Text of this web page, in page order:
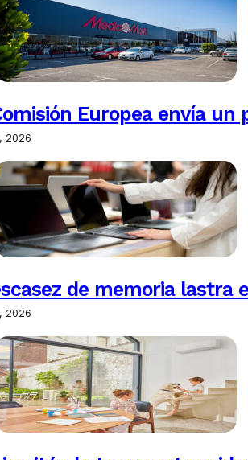
Europea envía un
2026
de memoria lastra
2026